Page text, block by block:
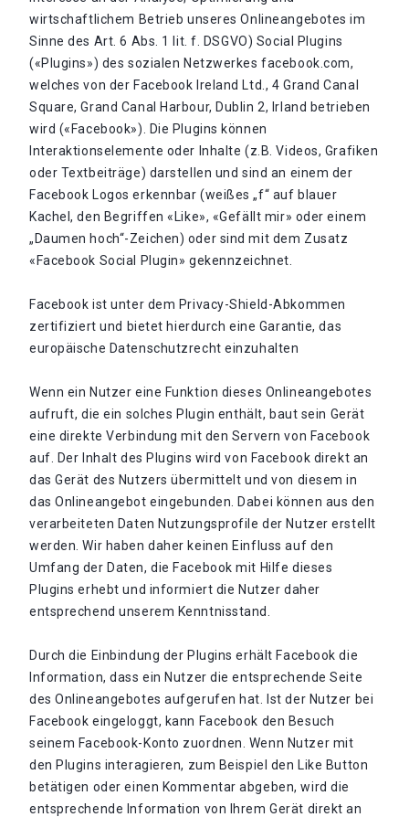
wirtschaftlichem Betrieb unseres Onlineangebotes im
Sinne des Art. 6 Abs. 1 lit. f. DSGVO) Social Plugins
(«Plugins») des sozialen Netzwerkes facebook.com,
welches von der Facebook Ireland Ltd., 4 Grand Canal
Square, Grand Canal Harbour, Dublin 2, Irland betrieben
wird («Facebook»). Die Plugins können
Interaktionselemente oder Inhalte (z.B. Videos, Grafiken
oder Textbeiträge) darstellen und sind an einem der
Facebook Logos erkennbar (weißes „f“ auf blauer
Kachel, den Begriffen «Like», «Gefällt mir» oder einem
„Daumen hoch“-Zeichen) oder sind mit dem Zusatz
«Facebook Social Plugin» gekennzeichnet.
Facebook ist unter dem Privacy-Shield-Abkommen
zertifiziert und bietet hierdurch eine Garantie, das
europäische Datenschutzrecht einzuhalten
Wenn ein Nutzer eine Funktion dieses Onlineangebotes
aufruft, die ein solches Plugin enthält, baut sein Gerät
eine direkte Verbindung mit den Servern von Facebook
auf. Der Inhalt des Plugins wird von Facebook direkt an
das Gerät des Nutzers übermittelt und von diesem in
das Onlineangebot eingebunden. Dabei können aus den
verarbeiteten Daten Nutzungsprofile der Nutzer erstellt
werden. Wir haben daher keinen Einfluss auf den
Umfang der Daten, die Facebook mit Hilfe dieses
Plugins erhebt und informiert die Nutzer daher
entsprechend unserem Kenntnisstand.
Durch die Einbindung der Plugins erhält Facebook die
Information, dass ein Nutzer die entsprechende Seite
des Onlineangebotes aufgerufen hat. Ist der Nutzer bei
Facebook eingeloggt, kann Facebook den Besuch
seinem Facebook-Konto zuordnen. Wenn Nutzer mit
den Plugins interagieren, zum Beispiel den Like Button
betätigen oder einen Kommentar abgeben, wird die
entsprechende Information von Ihrem Gerät direkt an